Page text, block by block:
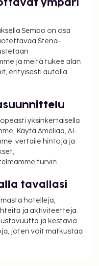
riippuu
peritä ympäri
tai alennuksia
saat ottamalla
tietoja käyttäen.
välisenä aikana
välisenä
per yö
meille
käteismaksut
lisätietoja asiasta
tietojen avulla.
ympäri
Sembo on osa
Stena-
ja meitä tukee alan
erityisesti autolla
yksinkertaisella
Käytä Ameliaa, AI-
vertaile hintoja ja
turvin.
tavallasi
hotelleja,
ja aktiviteetteja.
ja kestäviä
joten voit matkustaa